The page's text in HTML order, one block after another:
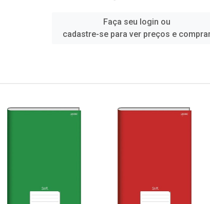
Faça seu login ou
cadastre-se para ver preços e